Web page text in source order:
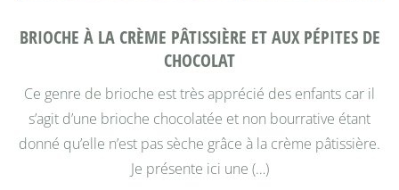
BRIOCHE À LA CRÈME PÂTISSIÈRE ET AUX PÉPITES DE
CHOCOLAT
Ce genre de brioche est très apprécié des enfants car il
s’agit d’une brioche chocolatée et non bourrative étant
donné qu’elle n’est pas sèche grâce à la crème pâtissière.
Je présente ici une (…)